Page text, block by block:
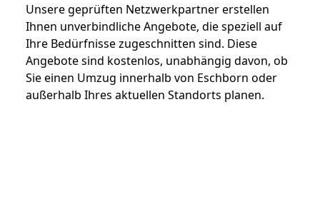
Unsere geprüften Netzwerkpartner erstellen
Ihnen unverbindliche Angebote, die speziell auf
Ihre Bedürfnisse zugeschnitten sind. Diese
Angebote sind kostenlos, unabhängig davon, ob
Sie einen Umzug innerhalb von Eschborn oder
außerhalb Ihres aktuellen Standorts planen.